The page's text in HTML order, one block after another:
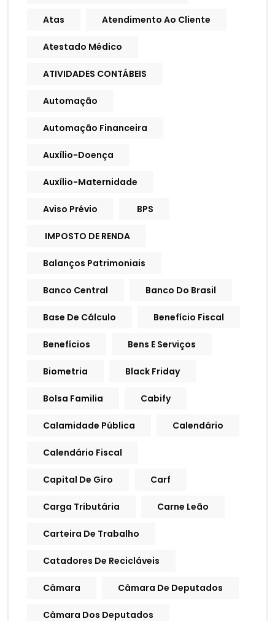
Atas Atendimento Ao Cliente
Atestado Médico
ATIVIDADES CONTÁBEIS
Automação
Automação Financeira
Auxílio-Doença
Auxílio-Maternidade
Aviso Prévio BPS
IMPOSTO DE RENDA
Balanços Patrimoniais
Banco Central Banco Do Brasil
Base De Cálculo Benefício Fiscal
Benefícios Bens E Serviços
Biometria Black Friday
Bolsa Familia Cabify
Calamidade Pública Calendário
Calendário Fiscal
Capital De Giro Carf
Carga Tributária Carne Leão
Carteira De Trabalho
Catadores De Recicláveis
Câmara Câmara De Deputados
Câmara Dos Deputados